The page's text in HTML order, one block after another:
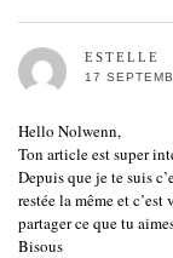
ESTELLE
17
Hello Nolwenn,
Ton article est super
Depuis que je te suis
restée la même et
partager ce que tu
Bisous